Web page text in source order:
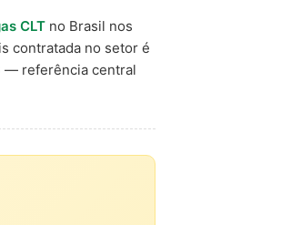
CLT no Brasil nos
contratada no setor é
— referência central